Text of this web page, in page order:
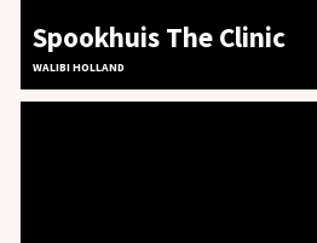
Spookhuis The Clinic
WALIBI HOLLAND